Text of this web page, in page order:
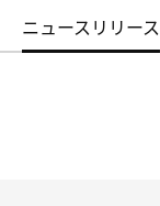
ニュースリリース